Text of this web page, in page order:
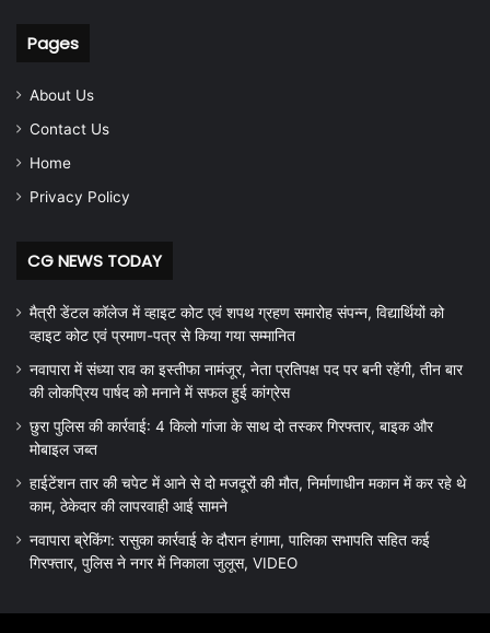
Pages
About Us
Contact Us
Home
Privacy Policy
CG NEWS TODAY
मैत्री डेंटल कॉलेज में व्हाइट कोट एवं शपथ ग्रहण समारोह संपन्न, विद्यार्थियों को
व्हाइट कोट एवं प्रमाण-पत्र से किया गया सम्मानित
नवापारा में संध्या राव का इस्तीफा नामंजूर, नेता प्रतिपक्ष पद पर बनी रहेंगी, तीन बार
की लोकप्रिय पार्षद को मनाने में सफल हुई कांग्रेस
छुरा पुलिस की कार्रवाई: 4 किलो गांजा के साथ दो तस्कर गिरफ्तार, बाइक और
मोबाइल जब्त
हाईटेंशन तार की चपेट में आने से दो मजदूरों की मौत, निर्माणाधीन मकान में कर रहे थे
काम, ठेकेदार की लापरवाही आई सामने
नवापारा ब्रेकिंग: रासुका कार्रवाई के दौरान हंगामा, पालिका सभापति सहित कई
गिरफ्तार, पुलिस ने नगर में निकाला जुलूस, VIDEO